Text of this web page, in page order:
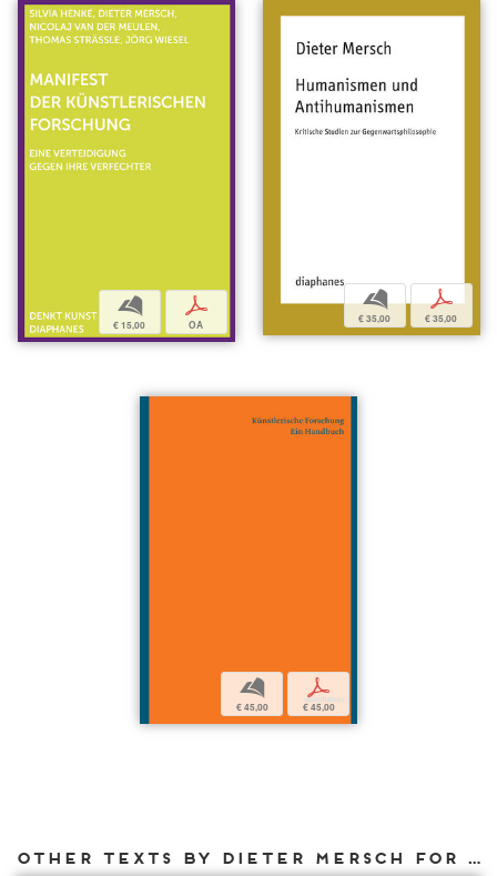
b
€ 15,00
p
OA
b
€ 35,00
p
€ 35,00
b
€ 45,00
p
€ 45,00
Other texts by Dieter Mersch for DIAPHANES